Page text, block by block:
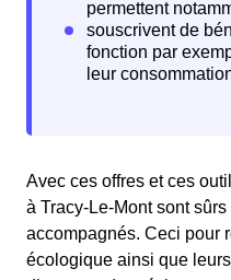
Avec ces offres et ces
à Tracy-Le-Mont sont
accompagnés. Ceci pour
écologique ainsi que